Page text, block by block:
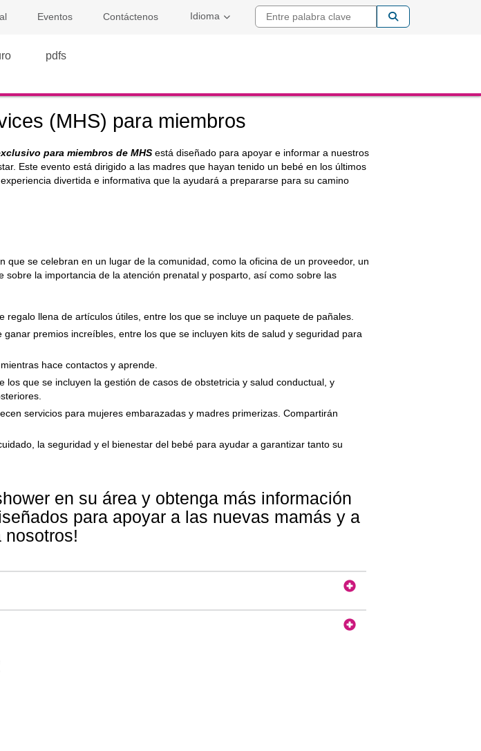
Eventos Contáctenos Idioma Entre palabra
pdfs
(MHS) para miembros
para miembros de MHS está diseñado para apoyar e informar a nuestros
Este evento está dirigido a las madres que hayan tenido un bebé en los últimos
divertida e informativa que la ayudará a prepararse para su camino
se celebran en un lugar de la comunidad, como la oficina de un proveedor, un
la importancia de la atención prenatal y posparto, así como sobre las
llena de artículos útiles, entre los que se incluye un paquete de pañales.
premios increíbles, entre los que se incluyen kits de salud y seguridad para
hace contactos y aprende.
los que se incluyen la gestión de casos de obstetricia y salud conductual, y
servicios para mujeres embarazadas y madres primerizas. Compartirán
la seguridad y el bienestar del bebé para ayudar a garantizar tanto su
en su área y obtenga más información
para apoyar a las nuevas mamás y a
nosotros!